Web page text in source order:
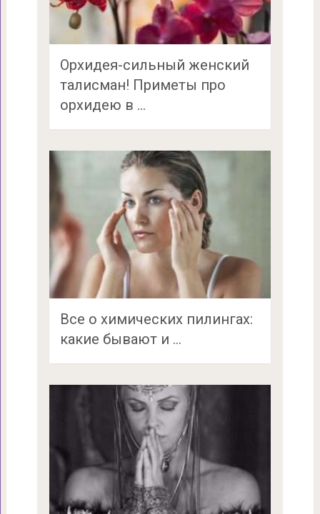
Орхидея-сильный женский
талисман! Приметы про
орхидею в …
Все о химических пилингах:
какие бывают и …